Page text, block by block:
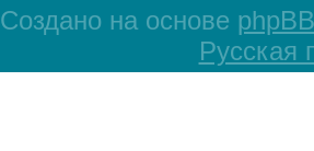
Создано на основе phpBB
Русская